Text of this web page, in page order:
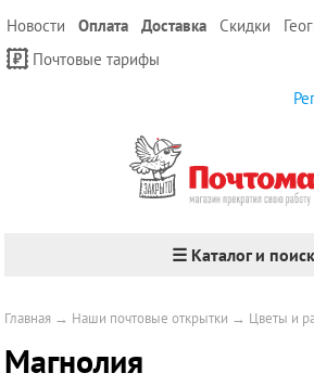
Новости Оплата Доставка Скидки
Почтовые тарифы
☰ Каталог и поиск
Главная → Наши почтовые открытки → Цветы и
Магнолия